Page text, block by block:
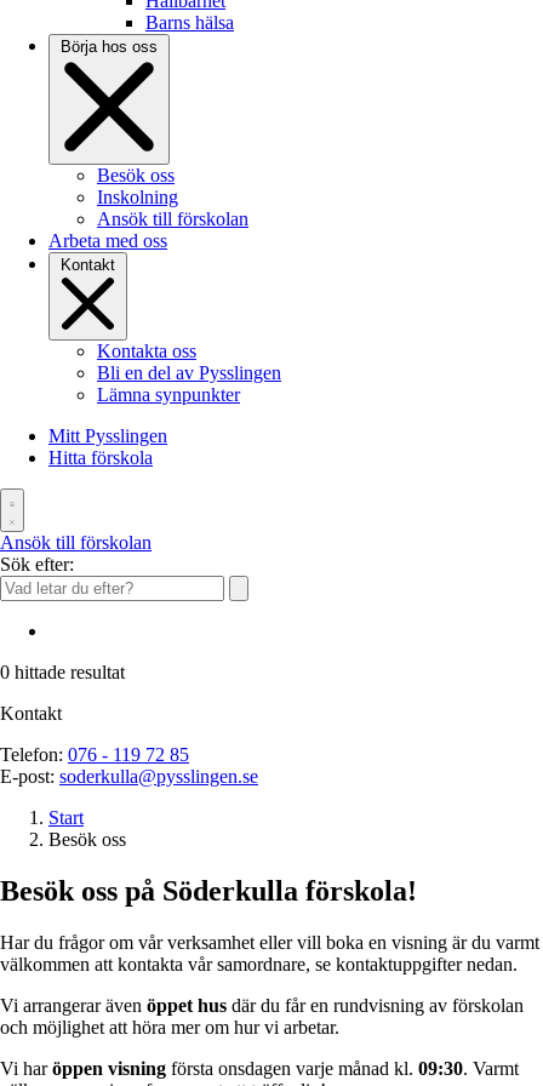
Barns hälsa
Börja hos oss
Besök oss
Inskolning
Ansök till förskolan
Arbeta med oss
Kontakt
Kontakta oss
Bli en del av Pysslingen
Lämna synpunkter
Mitt Pysslingen
Hitta förskola
Ansök till förskolan
Sök efter:
0 hittade resultat
Kontakt
Telefon: 076 - 119 72 85
E-post: soderkulla@pysslingen.se
Start
Besök oss
Besök oss på Söderkulla förskola!
Har du frågor om vår verksamhet eller vill boka en visning är du varmt
välkommen att kontakta vår samordnare, se kontaktuppgifter nedan.
Vi arrangerar även öppet hus där du får en rundvisning av förskolan
och möjlighet att höra mer om hur vi arbetar.
Vi haröppen visning första onsdagen varje månad kl. 09:30. Varmt